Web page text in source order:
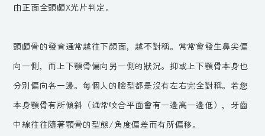
由正面全頭顱X光片判定。
頭顱骨的發育通常越往下顏面，越不對稱。常常會發生鼻尖偏
向一側，而上下顎骨偏向另一側的狀況。抑或上下顎骨本身也
分別偏向各一邊。每個人的臉型都是沒有左右完全對稱。若您
本身顎骨有所傾斜（通常咬合平面會有一邊高一邊低），牙齒
中線往往隨著顎骨的型態/角度偏差而有所偏移。